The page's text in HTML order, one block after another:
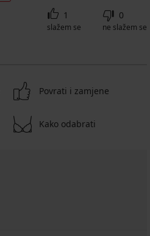
1
slažem se
0
ne slažem se
Povrati i zamjene
Kako odabrati